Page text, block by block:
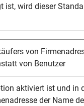
ist, wird dieser
von
von Benutzer
aktiviert ist und in
der Name